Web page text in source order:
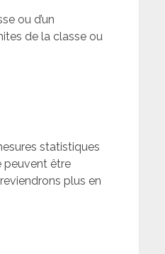
ou d’un
de la classe ou
statistiques
peuvent être
plus en